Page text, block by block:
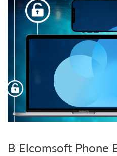
В Elcomsoft Phone